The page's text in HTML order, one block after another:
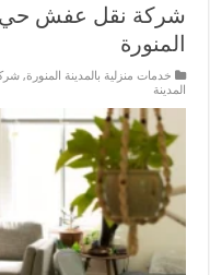
شركة نقل عفش حي
المنورة
خدمات منزلية بالمدينة المنورة,
المدينة